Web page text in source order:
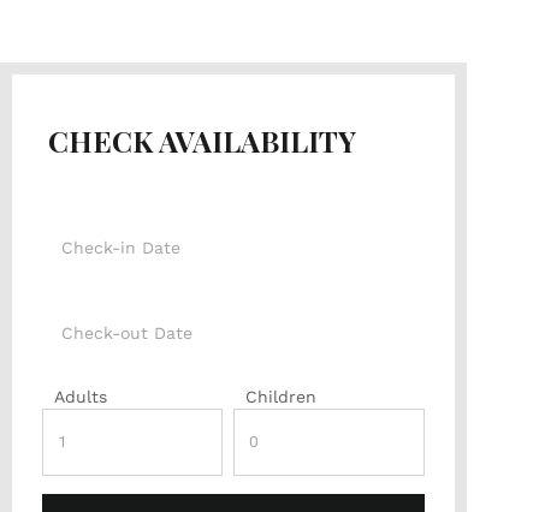
CHECK AVAILABILITY
Adults Children